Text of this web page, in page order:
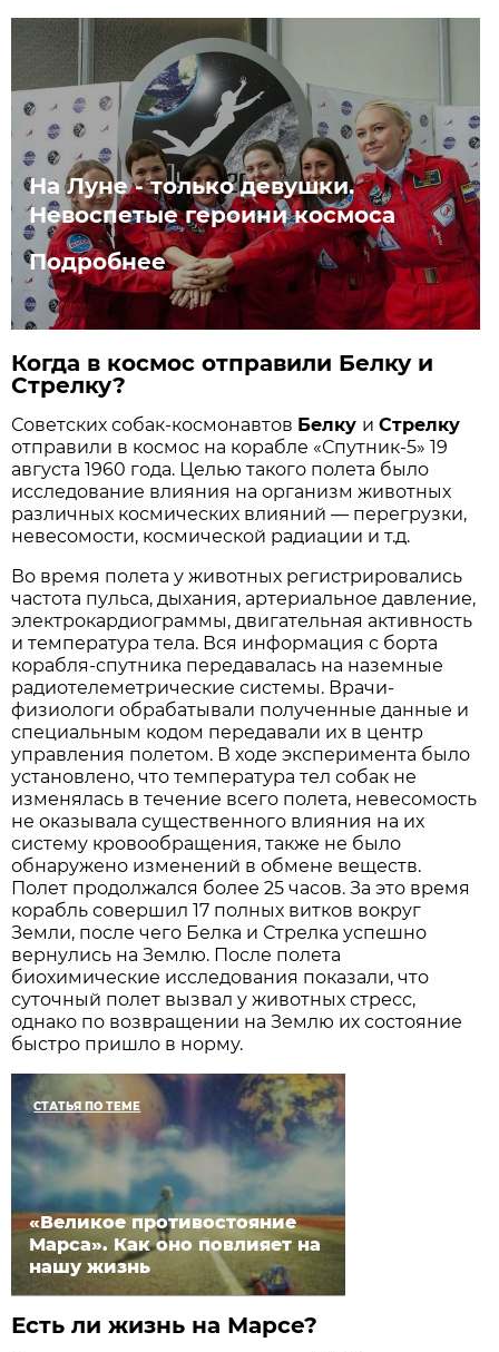
На Луне - только девушки.
Невоспетые героини космоса
Подробнее
Когда в космос отправили Белку и
Стрелку?
Советских собак-космонавтов Белку иСтрелку
отправили в космос на корабле «Спутник-5» 19
августа 1960 года. Целью такого полета было
исследование влияния на организм животных
различных космических влияний — перегрузки,
невесомости, космической радиации и т.д.
Во время полета у животных регистрировались
частота пульса, дыхания, артериальное давление,
электрокардиограммы, двигательная активность
и температура тела. Вся информация с борта
корабля-спутника передавалась на наземные
радиотелеметрические системы. Врачи-
физиологи обрабатывали полученные данные и
специальным кодом передавали их в центр
управления полетом. В ходе эксперимента было
установлено, что температура тел собак не
изменялась в течение всего полета, невесомость
не оказывала существенного влияния на их
систему кровообращения, также не было
обнаружено изменений в обмене веществ.
Полет продолжался более 25 часов. За это время
корабль совершил 17 полных витков вокруг
Земли, после чего Белка и Стрелка успешно
вернулись на Землю. После полета
биохимические исследования показали, что
суточный полет вызвал у животных стресс,
однако по возвращении на Землю их состояние
быстро пришло в норму.
СТАТЬЯ ПО ТЕМЕ
«Великое противостояние
Марса». Как оно повлияет на
нашу жизнь
Есть ли жизнь на Марсе?